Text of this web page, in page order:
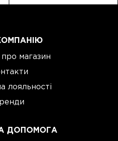
про магазин
лояльності
ДОПОМОГА